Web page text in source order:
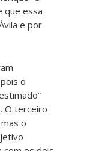
que essa
e por
o
O terceiro
o